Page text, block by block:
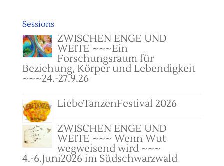
Sessions
ZWISCHEN ENGE UND
WEITE ~~~Ein
Forschungsraum für
Beziehung, Körper und Lebendigkeit
~~~24.-27.9.26
LiebeTanzenFestival 2026
ZWISCHEN ENGE UND
WEITE ~~~ Wenn Wut
wegweisend wird ~~~
4.-6.Juni2026 im Südschwarzwald